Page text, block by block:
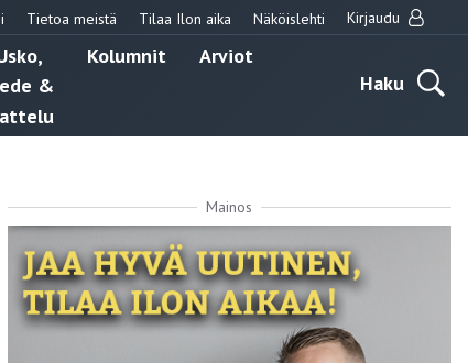
Tietoa meistä Tilaa Ilon aika Näköislehti Kirjaudu
&
Kolumnit
Arviot
Haku
Mainos